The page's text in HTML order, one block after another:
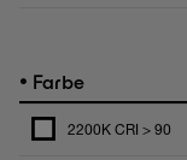
• Farbe
2200K CRI > 90